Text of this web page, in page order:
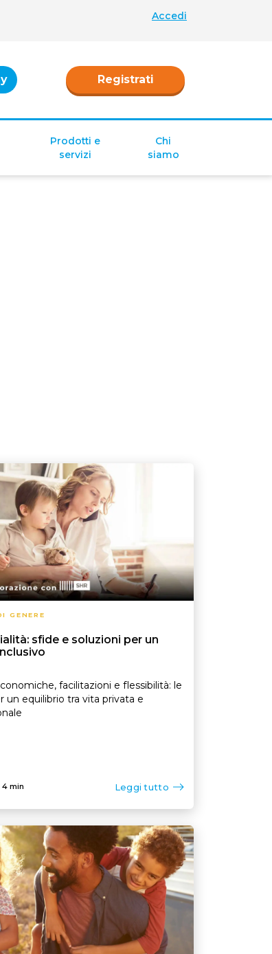
Accedi
Registrati
Prodotti e
servizi
Chi
siamo
GENERE
sfide e soluzioni per un
facilitazioni e flessibilità: le
un equilibrio tra vita privata e
4 min Leggi tutto